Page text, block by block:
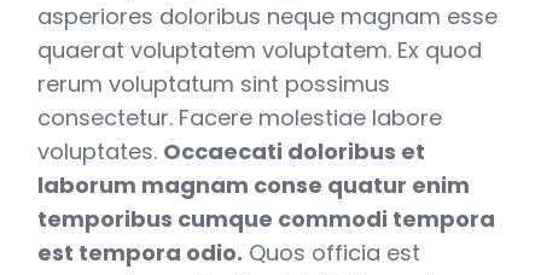
asperiores doloribus neque magnam esse
quaerat voluptatem voluptatem. Ex quod
rerum voluptatum sint possimus
consectetur. Facere molestiae labore
voluptates. Occaecati doloribus et
laborum magnam conse quatur enim
temporibus cumque commodi tempora
est tempora odio. Quos officia est